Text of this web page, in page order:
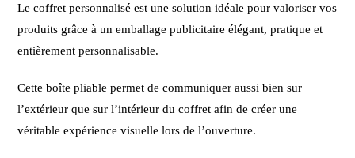
Le coffret personnalisé est une solution idéale pour valoriser vos
produits grâce à un emballage publicitaire élégant, pratique et
entièrement personnalisable.
Cette boîte pliable permet de communiquer aussi bien sur
l’extérieur que sur l’intérieur du coffret afin de créer une
véritable expérience visuelle lors de l’ouverture.